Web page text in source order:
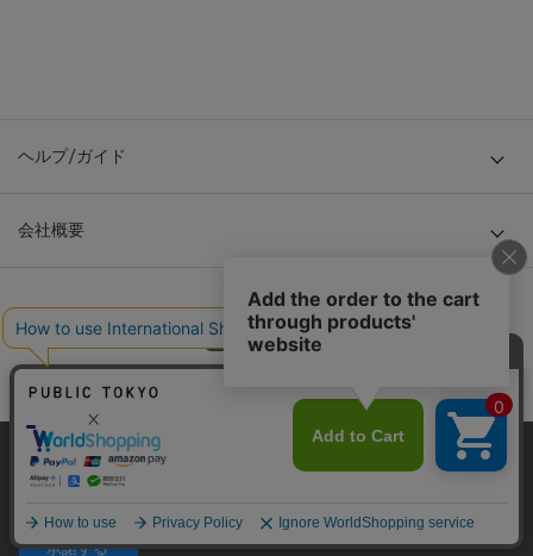
ヘルプ/ガイド
会社概要
当サイトはクッキー(cookie)を使用します。クッキーはサイト内
の一部の機能および、サイトの使用状況の分析からマーケティ
プライバシーポリシーはこちら
承諾する